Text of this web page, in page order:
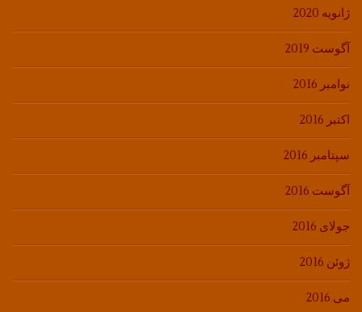
ژانویه 2020
آگوست 2019
نوامبر 2016
اکتبر 2016
سپتامبر 2016
آگوست 2016
جولای 2016
ژوئن 2016
می 2016